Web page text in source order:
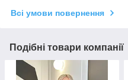
Всі умови повернення
Подібні товари компанії